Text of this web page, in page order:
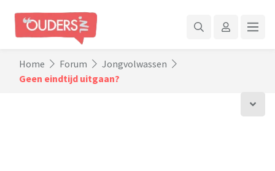
Home Forum
Jongvolwassen
Geen eindtijd uitgaan?